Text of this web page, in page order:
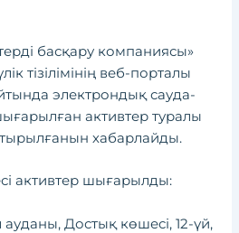
басқару компаниясы»
тізілімінің веб-порталы
электрондық сауда-
активтер туралы
хабарлайды.
активтер шығарылды:
ауданы, Достық көшесі, 12-үй,